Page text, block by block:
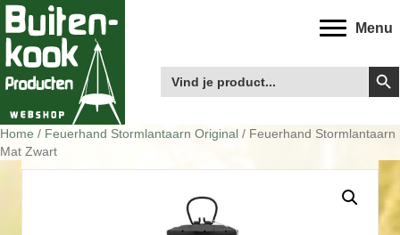
Menu
Zoek
naar:
Home / Feuerhand Stormlantaarn Original / Feuerhand Stormlantaarn
Mat Zwart